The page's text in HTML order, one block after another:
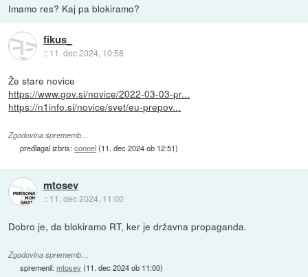
Imamo res? Kaj pa blokiramo?
fikus_
:: 11. dec 2024, 10:58
Že stare novice
https://www.gov.si/novice/2022-03-03-pr...
https://n1info.si/novice/svet/eu-prepov...
Zgodovina sprememb…
predlagal izbris:connel(11. dec 2024 ob 12:51)
mtosev
:: 11. dec 2024, 11:00
Dobro je, da blokiramo RT, ker je državna propaganda.
Zgodovina sprememb…
spremenil:mtosev(11. dec 2024 ob 11:00)